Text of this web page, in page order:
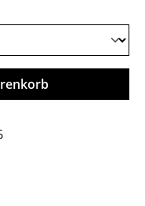
Wert